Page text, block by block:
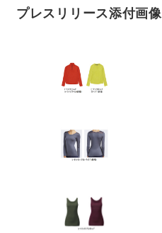
プレスリリース添付画像